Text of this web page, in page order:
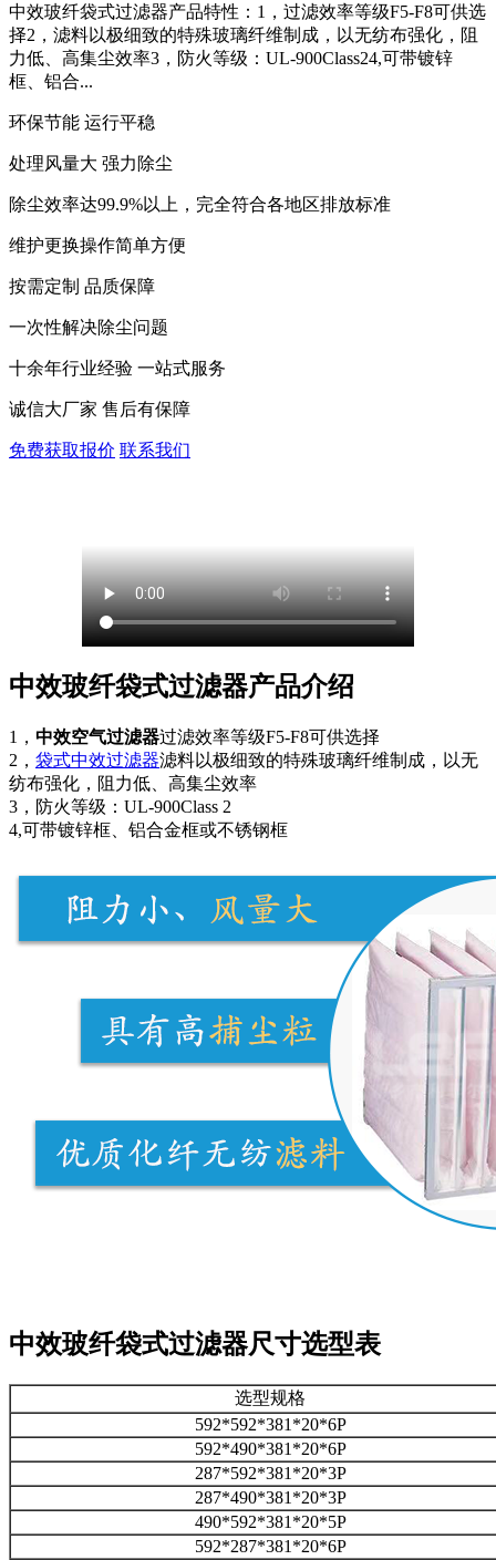
中效玻纤袋式过滤器产品特性：1，过滤效率等级F5-F8可供选
择2，滤料以极细致的特殊玻璃纤维制成，以无纺布强化，阻
力低、高集尘效率3，防火等级：UL-900Class24,可带镀锌
框、铝合...
环保节能 运行平稳
处理风量大 强力除尘
除尘效率达99.9%以上，完全符合各地区排放标准
维护更换操作简单方便
按需定制 品质保障
一次性解决除尘问题
十余年行业经验 一站式服务
诚信大厂家 售后有保障
免费获取报价 联系我们
中效玻纤袋式过滤器产品介绍
1， 中效空气过滤器过滤效率等级F5-F8可供选择
2， 袋式中效过滤器滤料以极细致的特殊玻璃纤维制成，以无
纺布强化，阻力低、高集尘效率
3，防火等级：UL-900Class 2
4,可带镀锌框、铝合金框或不锈钢框
中效玻纤袋式过滤器尺寸选型表
选型规格
592*592*381*20*6P
592*490*381*20*6P
287*592*381*20*3P
287*490*381*20*3P
490*592*381*20*5P
592*287*381*20*6P